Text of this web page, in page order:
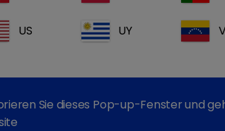
US UY
Sie dieses Pop-up-Fenster und